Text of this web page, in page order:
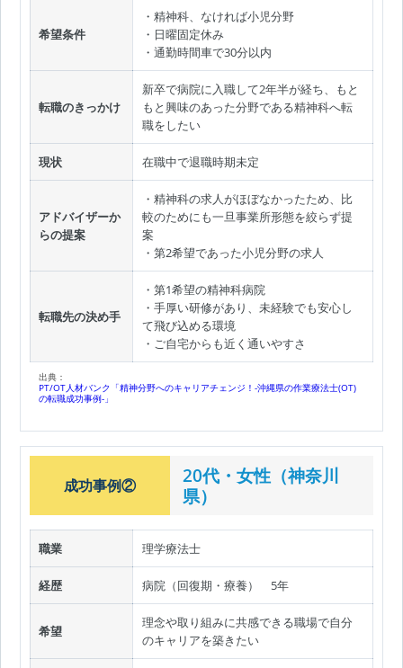
希望条件
・精神科、なければ小児分野
・日曜固定休み
・通勤時間車で30分以内
転職のきっかけ
新卒で病院に入職して2年半が経ち、もと
もと興味のあった分野である精神科へ転
職をしたい
現状 在職中で退職時期未定
アドバイザーか
らの提案
・精神科の求人がほぼなかったため、比
較のためにも一旦事業所形態を絞らず提
案
・第2希望であった小児分野の求人
転職先の決め手
・第1希望の精神科病院
・手厚い研修があり、未経験でも安心し
て飛び込める環境
・ご自宅からも近く通いやすさ
出典：
PT/OT人材バンク「精神分野へのキャリアチェンジ！-沖縄県の作業療法士(OT)
の転職成功事例-」
成功事例②
20代・女性（神奈川
県）
職業 理学療法士
経歴 病院（回復期・療養） 5年
希望
理念や取り組みに共感できる職場で自分
のキャリアを築きたい